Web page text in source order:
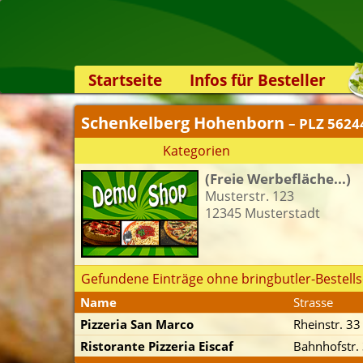
Startseite
Infos für Besteller
Lieferservice-App
Weiterempfehlen
Newsletter
Sicherheit
Kontakt
Schenkelberg Hohenborn – PLZ
Kategorien
(Freie Werbefläche...)
Musterstr. 123
12345 Musterstadt
Gefundene Einträge ohne bringbutler-
Name Strasse
Pizzeria San Marco
Rheinstr. 33
Ristorante Pizzeria Eiscaf
Bahnhofstr.